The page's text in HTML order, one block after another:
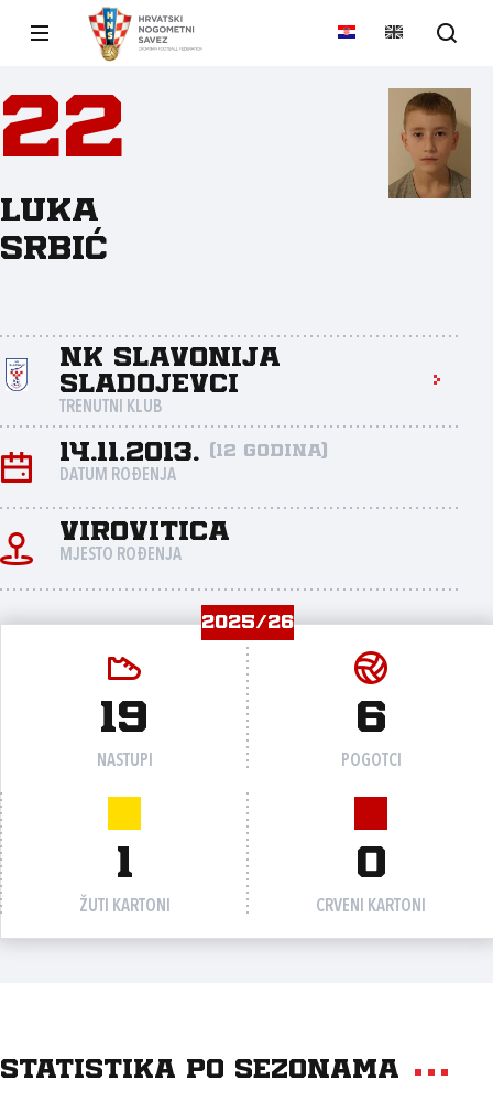
22
Luka
Srbić
NK Slavonija
Sladojevci
TRENUTNI KLUB
14.11.2013. (12 godina)
DATUM ROĐENJA
Virovitica
MJESTO ROĐENJA
2025/26
19
NASTUPI
6
POGOTCI
1
ŽUTI KARTONI
0
CRVENI KARTONI
Statistika po sezonama